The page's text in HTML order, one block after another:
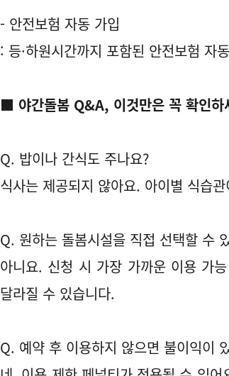
- 안전보험 자동 가입
: 등·하원시간까지 포함된 안전보험 자
■ 야간돌봄 Q&A, 이것만은 꼭 확인하
Q. 밥이나 간식도 주나요?
식사는 제공되지 않아요. 아이별 식습
Q. 원하는 돌봄시설을 직접 선택할 수
아니요. 신청 시 가장 가까운 이용 가
달라질 수 있습니다.
Q. 예약 후 이용하지 않으면 불이익이